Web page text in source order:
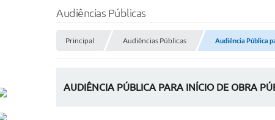
Audiências Públicas
Principal Audiências Públicas Audiência Pública
AUDIÊNCIA PÚBLICA PARA INÍCIO DE OBRA